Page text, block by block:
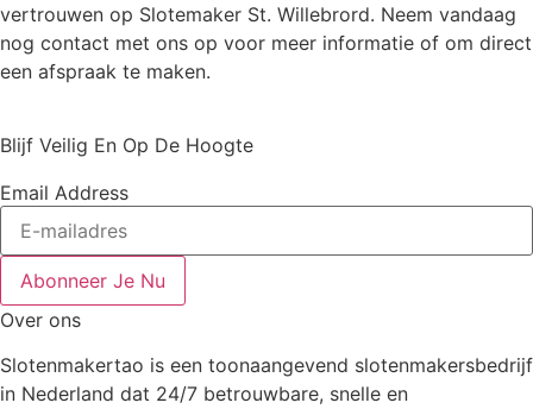
vertrouwen op Slotemaker St. Willebrord. Neem vandaag
nog contact met ons op voor meer informatie of om direct
een afspraak te maken.
Blijf Veilig En Op De Hoogte
Email Address
Abonneer Je Nu
Over ons
Slotenmakertao is een toonaangevend slotenmakersbedrijf
in Nederland dat 24/7 betrouwbare, snelle en